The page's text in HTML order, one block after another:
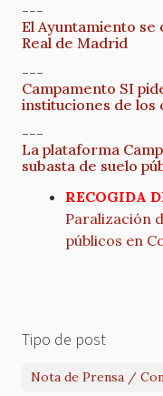
---
El Ayuntamiento se
Real de Madrid
---
Campamento SI
instituciones de los
---
La plataforma
subasta de suelo
RECOGIDA
Paralización
públicos en
Tipo de post
Nota de Prensa /